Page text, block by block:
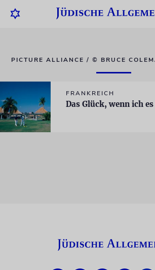
PICTURE ALLIANCE / © BRUCE
FRANKREICH
Das Glück, wenn ich